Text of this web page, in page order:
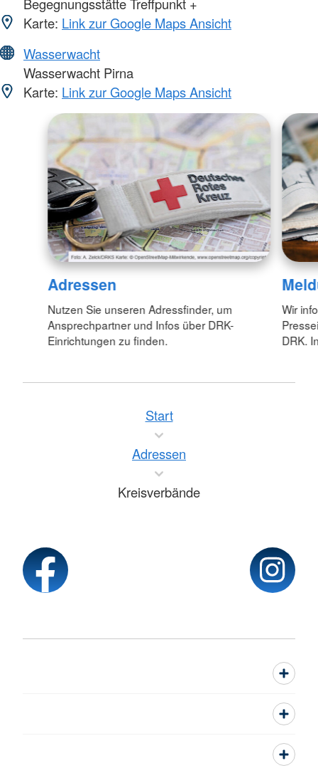
Karte: Link zur Google Maps Ansicht
Wasserwacht
Wasserwacht Pirna
Karte: Link zur Google Maps Ansicht
Adressen
Nutzen Sie unseren Adressfinder, um
Ansprechpartner und Infos über DRK-
Einrichtungen zu finden.
Wir
DRK.
Start
Adressen
Kreisverbände